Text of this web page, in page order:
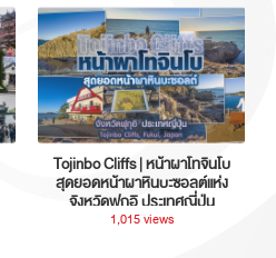
Tojinbo Cliffs | หน้าผาโทจินโบ
สุดยอดหน้าผาหินบะซอลต์แห่ง
จังหวัดฟุกุอิ ประเทศญี่ปุ่น
1,015 views